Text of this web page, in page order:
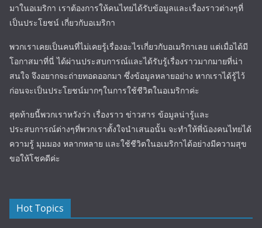
มาในอเมริกา เราต้องการให้คนไทยได้รับข้อมูลและเรื่องราวต่างๆที่
เป็นประโยชน์ เกี่ยวกับอเมริกา
พวกเราเคยเป็นคนที่ไม่เคยรู้เรื่องอะไรเกี่ยวกับอเมริกาเลย แต่เมื่อได้มี
โอกาสมาที่นี่ ได้ผ่านประสบการณ์และได้รับรู้เรื่องราวมากมายที่น่า
สนใจ จึงอยากจะถ่ายทอดออกมา ซึ่งข้อมูลหลายอย่าง หากเราได้รู้ไว้
ก่อนจะเป็นประโยชน์มากๆในการใช้ชีวิตในอเมริกาค่ะ
สุดท้ายนี้พวกเราหวังว่า เรื่องราว ข่าวสาร ข้อมูลน่ารู้และ
ประสบการณ์ต่างๆที่พวกเราตั้งใจนำเสนอนั้น จะทำให้พี่น้องคนไทยได้
ความรู้ มุมมอง หลากหลาย และใช้ชีวิตในอเมริกาได้อย่างมีความสุข
ขอให้โชคดีค่ะ
Hot Topics